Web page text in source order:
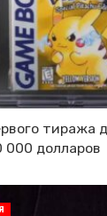
тиража
000 долларов